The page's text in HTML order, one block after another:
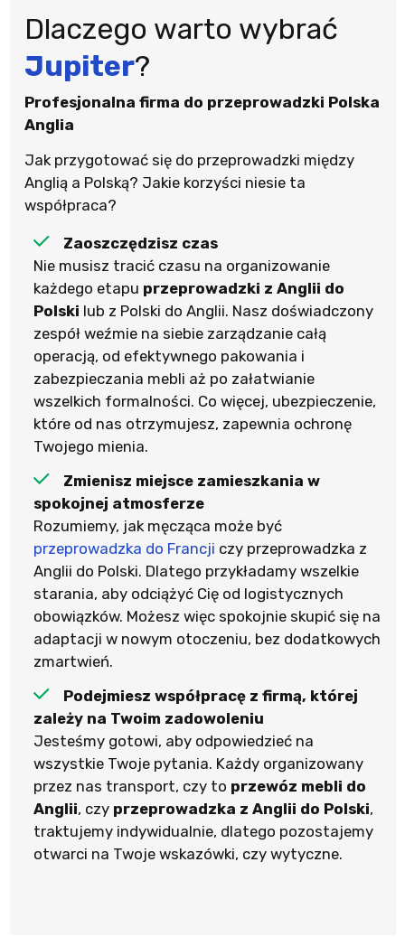
Dlaczego warto wybrać
Jupiter?
Profesjonalna firma do przeprowadzki Polska
Anglia
Jak przygotować się do przeprowadzki między
Anglią a Polską? Jakie korzyści niesie ta
współpraca?
Zaoszczędzisz czas
Nie musisz tracić czasu na organizowanie
każdego etapu przeprowadzki z Anglii do
Polski lub z Polski do Anglii. Nasz doświadczony
zespół weźmie na siebie zarządzanie całą
operacją, od efektywnego pakowania i
zabezpieczania mebli aż po załatwianie
wszelkich formalności. Co więcej, ubezpieczenie,
które od nas otrzymujesz, zapewnia ochronę
Twojego mienia.
Zmienisz miejsce zamieszkania w
spokojnej atmosferze
Rozumiemy, jak męcząca może być
przeprowadzka do Francji czy przeprowadzka z
Anglii do Polski. Dlatego przykładamy wszelkie
starania, aby odciążyć Cię od logistycznych
obowiązków. Możesz więc spokojnie skupić się na
adaptacji w nowym otoczeniu, bez dodatkowych
zmartwień.
Podejmiesz współpracę z firmą, której
zależy na Twoim zadowoleniu
Jesteśmy gotowi, aby odpowiedzieć na
wszystkie Twoje pytania. Każdy organizowany
przez nas transport, czy to przewóz mebli do
Anglii, czy przeprowadzka z Anglii do Polski,
traktujemy indywidualnie, dlatego pozostajemy
otwarci na Twoje wskazówki, czy wytyczne.